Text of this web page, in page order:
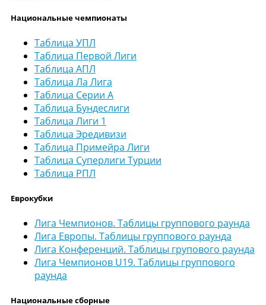
Национальные чемпионаты
Таблица УПЛ
Таблица Первой Лиги
Таблица АПЛ
Таблица Ла Лига
Таблица Серии А
Таблица Бундеслиги
Таблица Лиги 1
Таблица Эредивизи
Таблица Примейра Лиги
Таблица Суперлиги Турции
Таблица РПЛ
Еврокубки
Лига Чемпионов. Таблицы группового раунда
Лига Европы. Таблицы группового раунда
Лига Конференций. Таблицы групового раунда
Лига Чемпионов U19. Таблицы группового
раунда
Национальные сборные